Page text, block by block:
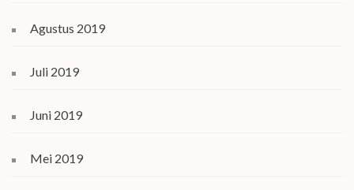
Agustus 2019
Juli 2019
Juni 2019
Mei 2019